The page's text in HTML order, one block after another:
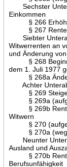
Sechster
Einkommen
§ 266
§ 267 Rente
Siebter
Witwerrenten an
und Änderung
§ 268 Beginn
dem 1. Juli 1977
§ 268a
Achter
§ 269
§ 269a
§ 269b
Witwern
§ 270
§ 270a
Neunter
Ausland und
§ 270b Rente
Berufsunfähigkeit